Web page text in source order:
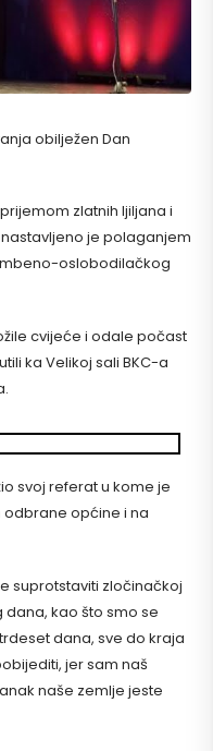
obilježen Dan
zlatnih ljiljana i
je polaganjem
oslobodilačkog
cvijeće i odale počast
ka Velikoj sali BKC-a
svoj referat u kome je
općine i na
suprotstaviti zločinačkoj
kao što smo se
dana, sve do kraja
jer sam naš
naše zemlje jeste